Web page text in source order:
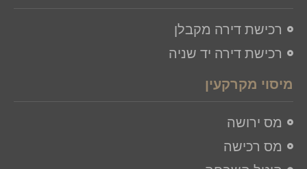
רכישת דירה מקבלן
רכישת דירה יד שניה
מיסוי מקרקעין
מס ירושה
מס רכישה